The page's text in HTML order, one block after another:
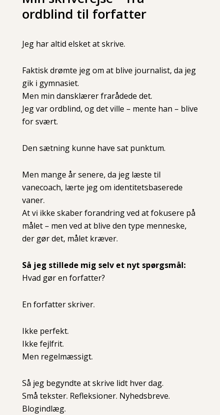
ordblind til forfatter
Jeg har altid elsket at skrive.
Faktisk drømte jeg om at blive journalist, da jeg
gik i gymnasiet.
Men min dansklærer frarådede det.
Jeg var ordblind, og det ville – mente han – blive
for svært.
Den sætning kunne have sat punktum.
Men mange år senere, da jeg læste til
vanecoach, lærte jeg om identitetsbaserede
vaner.
At vi ikke skaber forandring ved at fokusere på
målet – men ved at blive den type menneske,
der gør det, målet kræver.
Så jeg stillede mig selv et nyt spørgsmål:
Hvad gør en forfatter?
En forfatter skriver.
Ikke perfekt.
Ikke fejlfrit.
Men regelmæssigt.
Så jeg begyndte at skrive lidt hver dag.
Små tekster. Refleksioner. Nyhedsbreve.
Blogindlæg.